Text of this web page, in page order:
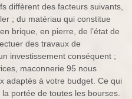
diffèrent des facteurs suivants,
; du matériau qui constitue
brique, en pierre, de l’état de
des travaux de
investissement conséquent ;
maconnerie 95 nous
adaptés à votre budget. Ce qui
portée de toutes les bourses.